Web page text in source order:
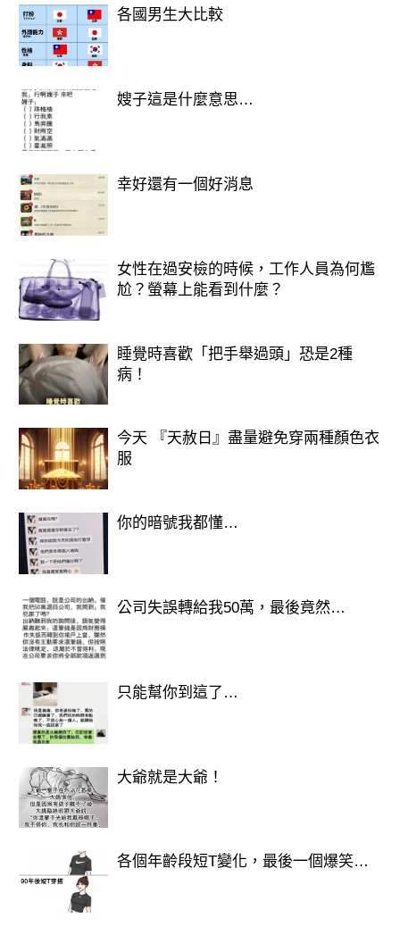
你是一個善良的人，並且深信人性本
聲，也善於傾聽他人的心裡話。也許你
並不天真，但是你是一個善良的人。
你的內心深處是相信人性本善的，認為
這個世界還是美好的事物居多。而你真
信任你，真心待你。
2. 選B的人
你對他人的戒心非常重，並且性格敏感
多疑，缺乏安全感，從不會輕易相信他
人，不會讓別人走入自己的內心，對他
人豎起高高的防禦牆。
你對人性從來都持悲觀態度，認為人性
本惡，一切都是利益至上，任何感情都
敵不過。你對於陌生人的接近極為警
惕，會非常謹慎的處理，這可能源於你
曾經受過這方面的傷害。
各國男生大比較
嫂子這是什麼意思…
幸好還有一個好消息
女性在過安檢的時候，工作人員為何尷
尬？螢幕上能看到什麼？
睡覺時喜歡「把手舉過頭」恐是2種
病！
今天 『天赦日』盡量避免穿兩種顏色衣
服
你的暗號我都懂…
公司失誤轉給我50萬，最後竟然…
只能幫你到這了…
大爺就是大爺！
各個年齡段短T變化，最後一個爆笑…